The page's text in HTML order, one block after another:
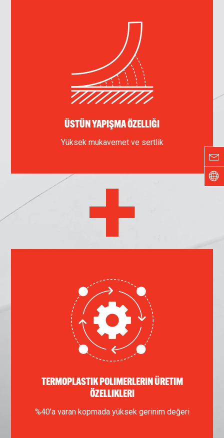
ÜSTÜN YAPIŞMA ÖZELLIĞI
Yüksek mukavemet ve sertlik
+
TERMOPLASTIK POLIMERLERIN ÜRETIM
ÖZELLIKLERI
%40’a varan kopmada yüksek gerinim değeri